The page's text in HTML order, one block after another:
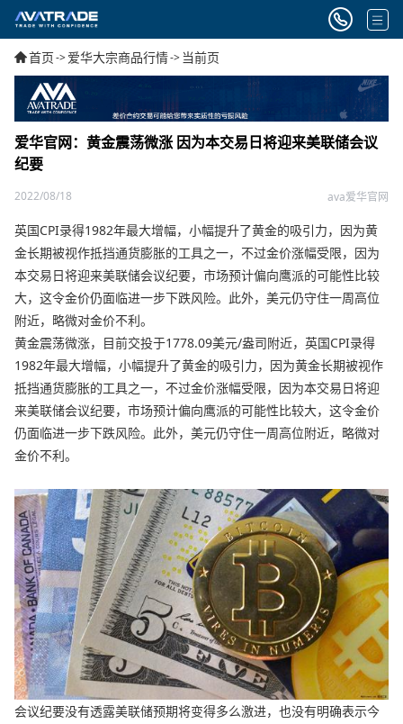
首页->爱华大宗商品行情-> 当前页
爱华官网：黄金震荡微涨 因为本交易日将迎来美联储会议
纪要
2022/08/18 ava爱华官网
英国CPI录得1982年最大增幅，小幅提升了黄金的吸引力，因为黄
金长期被视作抵挡通货膨胀的工具之一，不过金价涨幅受限，因为
本交易日将迎来美联储会议纪要，市场预计偏向鹰派的可能性比较
大，这令金价仍面临进一步下跌风险。此外，美元仍守住一周高位
附近，略微对金价不利。
黄金震荡微涨，目前交投于1778.09美元/盎司附近，英国CPI录得
1982年最大增幅，小幅提升了黄金的吸引力，因为黄金长期被视作
抵挡通货膨胀的工具之一，不过金价涨幅受限，因为本交易日将迎
来美联储会议纪要，市场预计偏向鹰派的可能性比较大，这令金价
仍面临进一步下跌风险。此外，美元仍守住一周高位附近，略微对
金价不利。
会议纪要没有透露美联储预期将变得多么激进，也没有明确表示今